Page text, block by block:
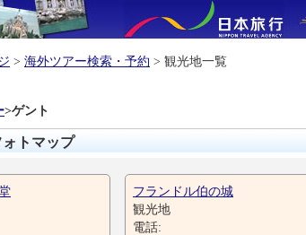
> 海外ツアー検索・予約 > 観光地一覧
>ゲント
トマップ
フランドル伯の城
観光地
電話: